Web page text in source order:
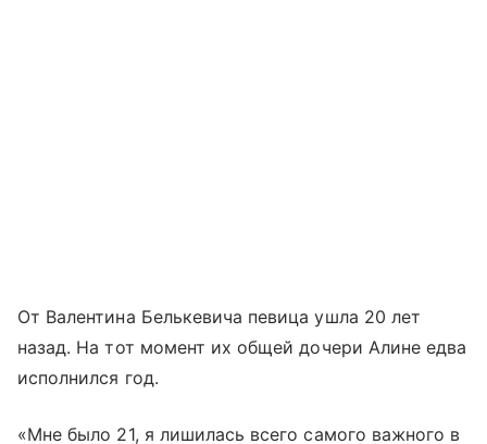
От Валентина Белькевича певица ушла 20 лет
назад. На тот момент их общей дочери Алине едва
исполнился год.
«Мне было 21, я лишилась всего самого важного в